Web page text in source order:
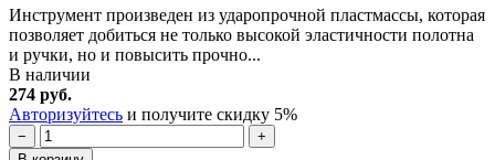
Инструмент произведен из ударопрочной пластмассы, которая
позволяет добиться не только высокой эластичности полотна
и ручки, но и повысить прочно...
В наличии
274 руб.
Авторизуйтесь и получите скидку 5%
−
+